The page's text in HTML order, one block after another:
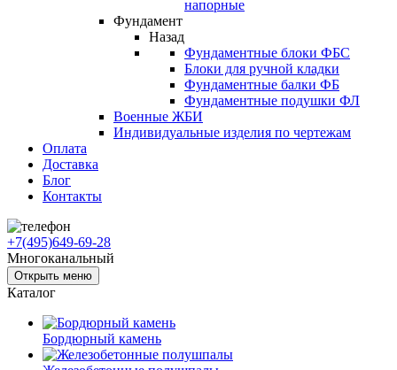
напорные
Фундамент
Назад
Фундаментные блоки ФБС
Блоки для ручной кладки
Фундаментные балки ФБ
Фундаментные подушки ФЛ
Военные ЖБИ
Индивидуальные изделия по чертежам
Оплата
Доставка
Блог
Контакты
+7(495)649-69-28
Многоканальный
Открыть меню
Каталог
Бордюрный камень